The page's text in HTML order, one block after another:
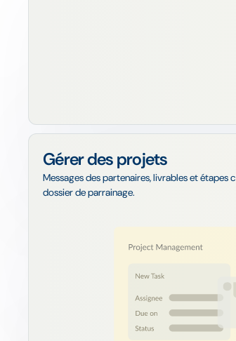
Gérer des projets
Messages des partenaires, livrables et étapes
dossier de parrainage.